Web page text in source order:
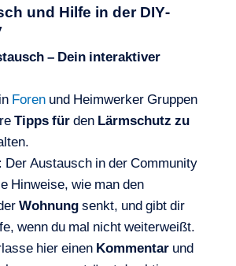
und Hilfe in der DIY-
– Dein interaktiver
Forenund Heimwerker Gruppen
Tipps fürdenLärmschutz zu
Der Austausch in der Community
Hinweise, wie man den
Wohnungsenkt, und gibt dir
wenn du mal nicht weiterweißt.
hier einenKommentarund